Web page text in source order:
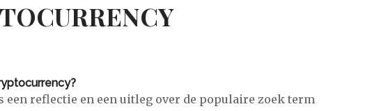
reflectie en een uitleg over de populaire zoek term